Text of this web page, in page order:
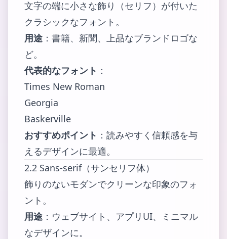
文字の端に小さな飾り（セリフ）が付いた
クラシックなフォント。
用途 ：書籍、新聞、上品なブランドロゴな
ど。
代表的なフォント ：
Times New Roman
Georgia
Baskerville
おすすめポイント ：読みやすく信頼感を与
えるデザインに最適。
2.2 Sans-serif（サンセリフ体）
飾りのないモダンでクリーンな印象のフォ
ント。
用途 ：ウェブサイト、アプリUI、ミニマル
なデザインに。